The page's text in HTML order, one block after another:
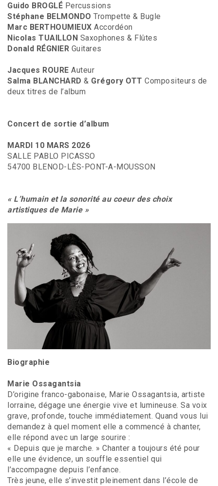
Guido BROGLÉ Percussions
Stéphane BELMONDO Trompette & Bugle
Marc BERTHOUMIEUX Accordéon
Nicolas TUAILLON Saxophones & Flûtes
Donald RÉGNIER Guitares
Jacques ROURE Auteur
Salma BLANCHARD & Grégory OTT Compositeurs de
deux titres de l’album
Concert de sortie d’album
MARDI 10 MARS 2026
SALLE PABLO PICASSO
54700 BLENOD-LÈS-PONT-A-MOUSSON
« L’humain et la sonorité au coeur des choix
artistiques de Marie »
Biographie
Marie Ossagantsia
D’origine franco-gabonaise, Marie Ossagantsia, artiste
lorraine, dégage une énergie vive et lumineuse. Sa voix
grave, profonde, touche immédiatement. Quand vous lui
demandez à quel moment elle a commencé à chanter,
elle répond avec un large sourire :
« Depuis que je marche. » Chanter a toujours été pour
elle une évidence, un souffle essentiel qui
l’accompagne depuis l’enfance.
Très jeune, elle s’investit pleinement dans l’école de